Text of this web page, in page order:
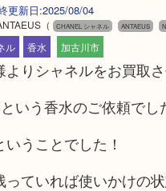
更新日:2025/08/04
（ CHANEL シャネル ANTAEUS
ル 香水 加古川市
りシャネルをお買取
いう香水のご依頼でし
うことでした！
ていれば使いかけの